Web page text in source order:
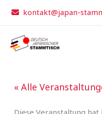
Inhalt
kontakt@japan-
« Alle
Diese Veranstaltung